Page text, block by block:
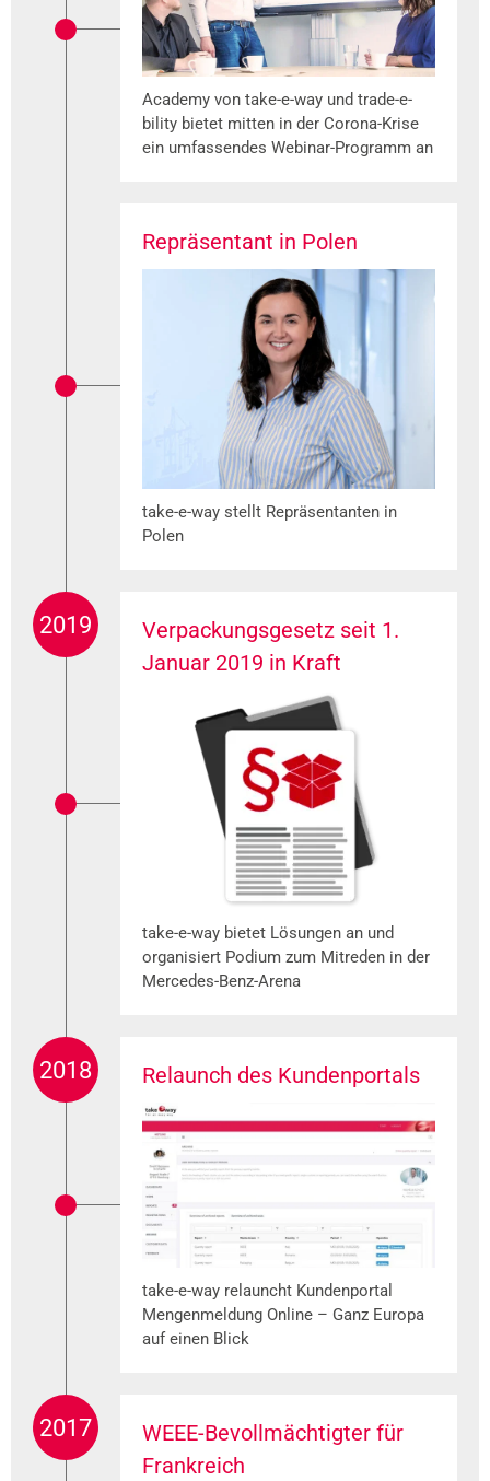
Academy von take-e-way und trade-e-
bility bietet mitten in der Corona-Krise
ein umfassendes Webinar-Programm an
Repräsentant in Polen
take-e-way stellt Repräsentanten in
Polen
2019
Verpackungsgesetz seit 1.
Januar 2019 in Kraft
take-e-way bietet Lösungen an und
organisiert Podium zum Mitreden in der
Mercedes-Benz-Arena
2018 Relaunch des Kundenportals
take-e-way relauncht Kundenportal
Mengenmeldung Online – Ganz Europa
auf einen Blick
2017
WEEE-Bevollmächtigter für
Frankreich